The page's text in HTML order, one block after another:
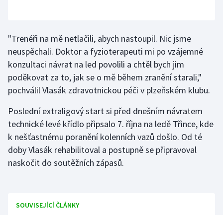
Plážový volejbal
Ragby
Rychlostní kanoistika
Short track
"Trenéři na mě netlačili, abych nastoupil. Nic jsme
neuspěchali. Doktor a fyzioterapeuti mi po vzájemné
konzultaci návrat na led povolili a chtěl bych jim
poděkovat za to, jak se o mě během zranění starali,"
pochválil Vlasák zdravotnickou péči v plzeňském klubu.
Poslední extraligový start si před dnešním návratem
technické levé křídlo připsalo 7. října na ledě Třince, kde
k nešťastnému poranění kolenních vazů došlo. Od té
doby Vlasák rehabilitoval a postupně se připravoval
naskočit do soutěžních zápasů.
SOUVISEJÍCÍ ČLÁNKY